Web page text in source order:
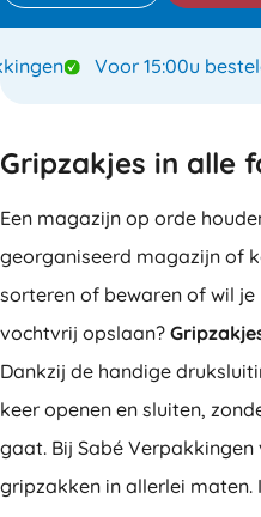
Voor 15:00u besteld,
Gripzakjes in alle
Een magazijn op orde
georganiseerd magazijn of
sorteren of bewaren of wil
vochtvrij opslaan?
Dankzij de handige
keer openen en sluiten,
gaat. Bij Sabé
gripzakken in allerlei maten.